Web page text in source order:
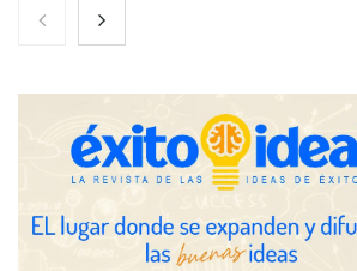
Nicols presenta seis modelos de anillos de
eclipse solar del 12 de agosto
Zoomex mejora su Strategy Center con
avanzadas para trading estratégico
COMPALISS de LYSOTRIC: cuando un
las posibilidades del salón profesional